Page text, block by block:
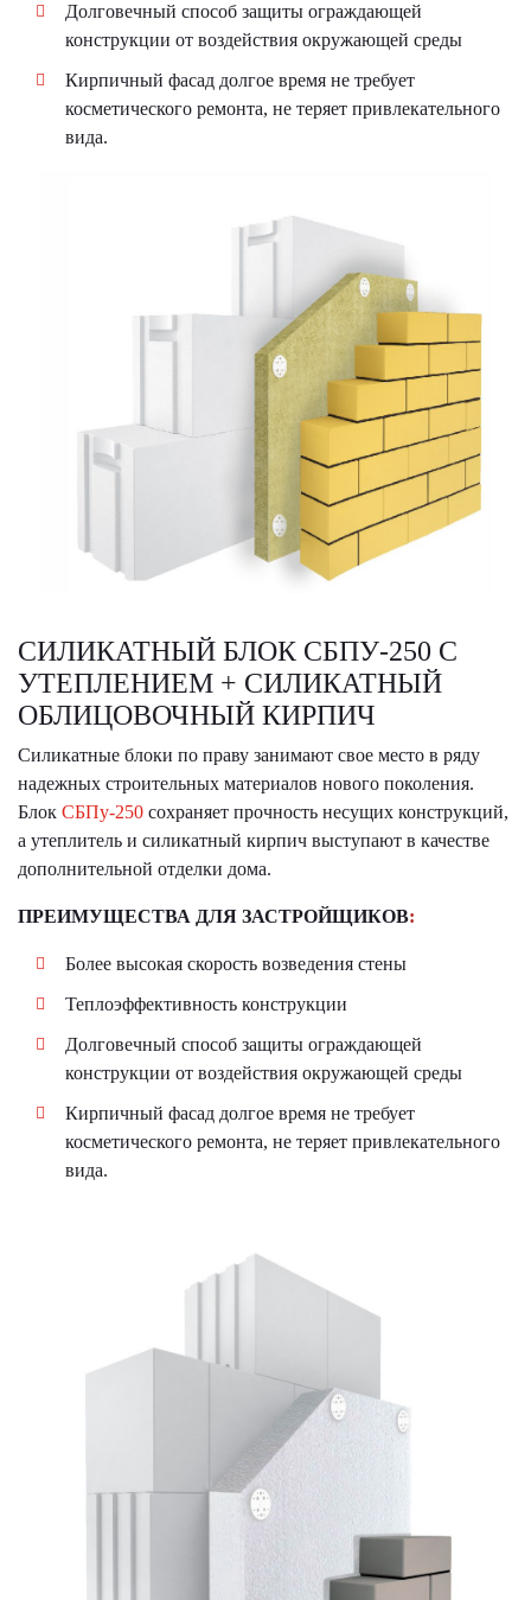
Долговечный способ защиты ограждающей
конструкции от воздействия окружающей среды
Кирпичный фасад долгое время не требует
косметического ремонта, не теряет привлекательного
вида.
СИЛИКАТНЫЙ БЛОК СБПУ-250 С
УТЕПЛЕНИЕМ + СИЛИКАТНЫЙ
ОБЛИЦОВОЧНЫЙ КИРПИЧ
Силикатные блоки по праву занимают свое место в ряду
надежных строительных материалов нового поколения.
Блок СБПу-250 сохраняет прочность несущих конструкций,
а утеплитель и силикатный кирпич выступают в качестве
дополнительной отделки дома.
ПРЕИМУЩЕСТВА ДЛЯ ЗАСТРОЙЩИКОВ:
Более высокая скорость возведения стены
Теплоэффективность конструкции
Долговечный способ защиты ограждающей
конструкции от воздействия окружающей среды
Кирпичный фасад долгое время не требует
косметического ремонта, не теряет привлекательного
вида.